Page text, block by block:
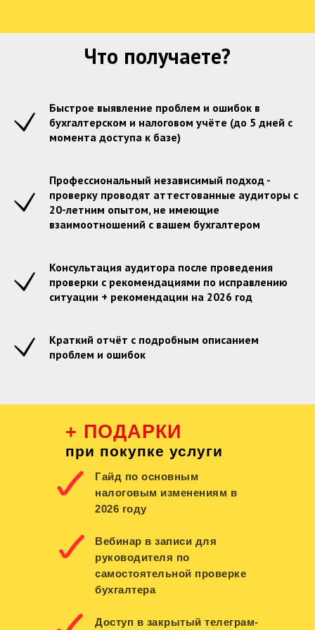
Что получаете?
Быстрое выявление проблем и ошибок в
бухгалтерском и налоговом учёте (до 5 дней с
момента доступа к базе)
Профессиональный независимый подход -
проверку проводят аттестованные аудиторы с
20-летним опытом, не имеющие
взаимоотношений с вашем бухгалтером
Консультация аудитора после проведения
проверки с рекомендациями по исправлению
ситуации + рекомендации на 2026 год
Краткий отчёт с подробным описанием
проблем и ошибок
+ ПОДАРКИ
при покупке услуги
Гайд по основным
налоговым изменениям в
2026 году
Вебинар в записи для
руководителя по
самостоятельной проверке
бухгалтера
Доступ в закрытый телеграм-